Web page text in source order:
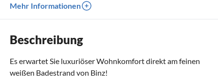
Mehr Informationen
Beschreibung
Es erwartet Sie luxuriöser Wohnkomfort direkt am feinen
weißen Badestrand von Binz!